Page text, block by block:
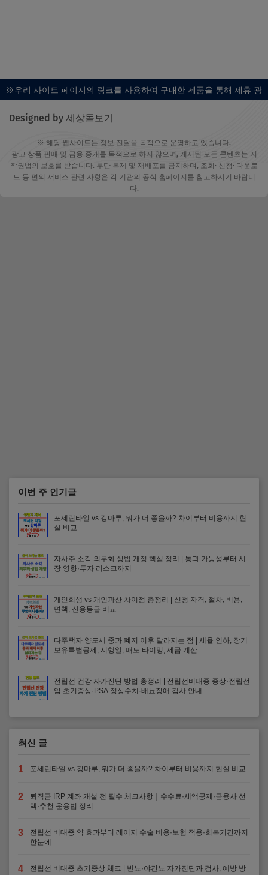
※우리 사이트 페이지의 링크를 사용하여 구매한 제품을 통해 제휴 광
고 프로그램의 일환으로 수수료를 받습니다.
Designed by 세상돋보기
※ 해당 웹사이트는 정보 전달을 목적으로 운영하고 있습니다.
광고 상품 판매 및 금융 중개를 목적으로 하지 않으며, 게시된 모든 콘텐츠는 저
작권법의 보호를 받습니다. 무단 복제 및 재배포를 금지하며, 조회· 신청· 다운로
드 등 편의 서비스 관련 사항은 각 기관의 공식 홈페이지를 참고하시기 바랍니
다.
이번 주 인기글
포세린타일 vs 강마루, 뭐가 더 좋을까? 차이부터 비용까지 현
실 비교
자사주 소각 의무화 상법 개정 핵심 정리 | 통과 가능성부터 시
장 영향·투자 리스크까지
개인회생 vs 개인파산 차이점 총정리 | 신청 자격, 절차, 비용,
면책, 신용등급 비교
다주택자 양도세 중과 폐지 이후 달라지는 점 | 세율 인하, 장기
보유특별공제, 시행일, 매도 타이밍, 세금 계산
전립선 건강 자가진단 방법 총정리 | 전립선비대증 증상·전립선
암 초기증상·PSA 정상수치·배뇨장애 검사 안내
최신 글
1 포세린타일 vs 강마루, 뭐가 더 좋을까? 차이부터 비용까지 현실 비교
2
퇴직금 IRP 계좌 개설 전 필수 체크사항｜수수료·세액공제·금융사 선
택·추천 운용법 정리
3
전립선 비대증 약 효과부터 레이저 수술 비용·보험 적용·회복기간까지
한눈에
4
전립선 비대증 초기증상 체크 | 빈뇨·야간뇨 자가진단과 검사, 예방 방